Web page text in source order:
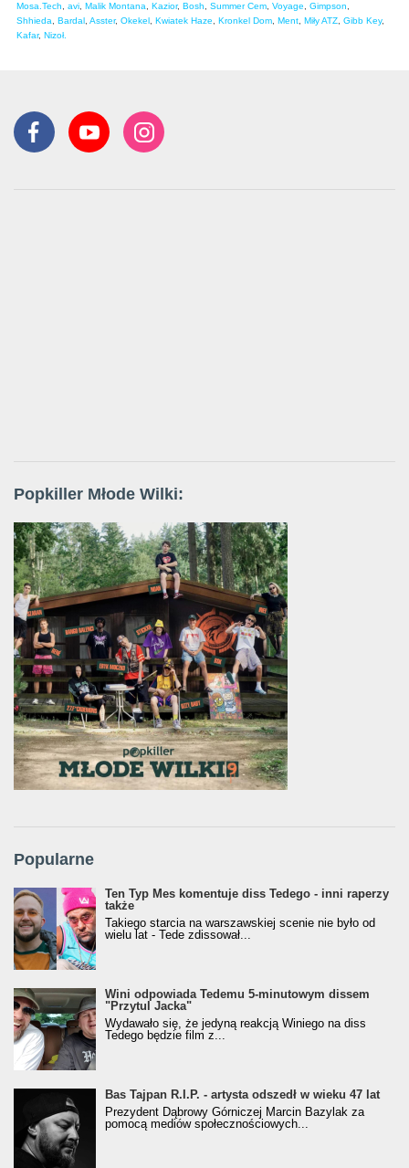
Mosa.Tech, avi, Malik Montana, Kazior, Bosh, Summer Cem, Voyage, Gimpson,
Shhieda, Bardal, Asster, Okekel, Kwiatek Haze, Kronkel Dom, Ment, Miły ATZ, Gibb Key,
Kafar, Nizoł.
Popkiller Młode Wilki:
Popularne
Ten Typ Mes komentuje diss Tedego - inni raperzy
także
Takiego starcia na warszawskiej scenie nie było od
wielu lat - Tede zdissował...
Wini odpowiada Tedemu 5-minutowym dissem
"Przytul Jacka"
Wydawało się, że jedyną reakcją Winiego na diss
Tedego będzie film z...
Bas Tajpan R.I.P. - artysta odszedł w wieku 47 lat
Prezydent Dąbrowy Górniczej Marcin Bazylak za
pomocą mediów społecznościowych...